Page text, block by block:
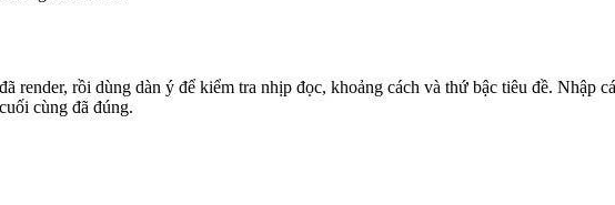
render, rồi dùng dàn ý để kiểm tra nhịp đọc, khoảng cách và thứ bậc tiêu đề. Nhập
cùng đã đúng.